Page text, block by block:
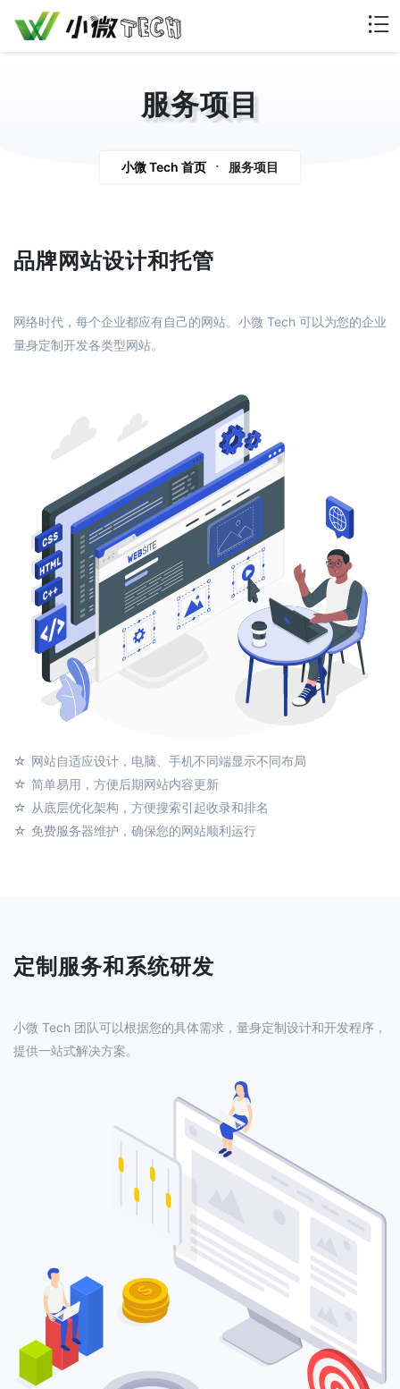
服务项目
小微 Tech 首页 服务项目
品牌网站设计和托管
网络时代，每个企业都应有自己的网站。小微 Tech 可以为您的企业
量身定制开发各类型网站。
网站自适应设计，电脑、手机不同端显示不同布局
简单易用，方便后期网站内容更新
从底层优化架构，方便搜索引起收录和排名
免费服务器维护，确保您的网站顺利运行
定制服务和系统研发
小微 Tech 团队可以根据您的具体需求，量身定制设计和开发程序，
提供一站式解决方案。